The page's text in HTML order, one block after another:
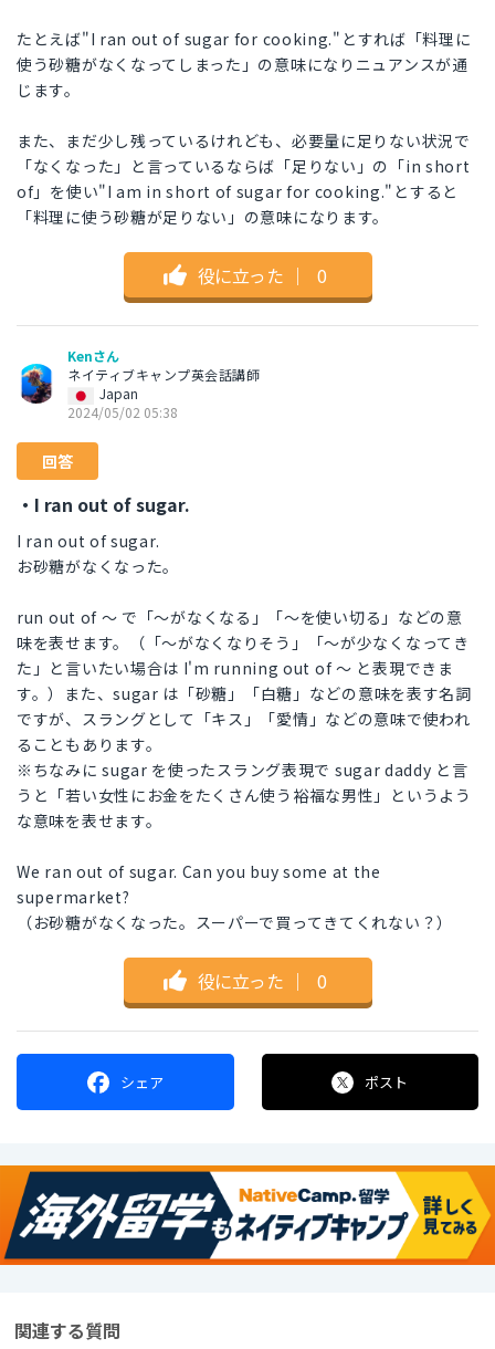
たとえば"I ran out of sugar for cooking."とすれば「料理に
使う砂糖がなくなってしまった」の意味になりニュアンスが通
じます。
また、まだ少し残っているけれども、必要量に足りない状況で
「なくなった」と言っているならば「足りない」の「in short
of」を使い"I am in short of sugar for cooking."とすると
「料理に使う砂糖が足りない」の意味になります。
役に立った ｜ 0
Kenさん
ネイティブキャンプ英会話講師
Japan
2024/05/02 05:38
回答
・I ran out of sugar.
I ran out of sugar.
お砂糖がなくなった。
run out of 〜 で「〜がなくなる」「〜を使い切る」などの意
味を表せます。（「〜がなくなりそう」「〜が少なくなってき
た」と言いたい場合は I'm running out of 〜 と表現できま
す。）また、sugar は「砂糖」「白糖」などの意味を表す名詞
ですが、スラングとして「キス」「愛情」などの意味で使われ
ることもあります。
※ちなみに sugar を使ったスラング表現で sugar daddy と言
うと「若い女性にお金をたくさん使う裕福な男性」というよう
な意味を表せます。
We ran out of sugar. Can you buy some at the
supermarket?
（お砂糖がなくなった。スーパーで買ってきてくれない？）
役に立った ｜ 0
シェア ポスト
関連する質問